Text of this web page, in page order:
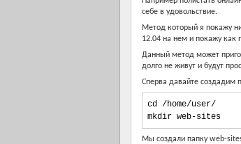
себе в удовольствие.
Метод который я покажу
12.04 на нем и покажу как
Данный метод может
долго не живут и будут
Сперва давайте создадим
cd /home/user/
mkdir web-sites
Мы создали папку web-